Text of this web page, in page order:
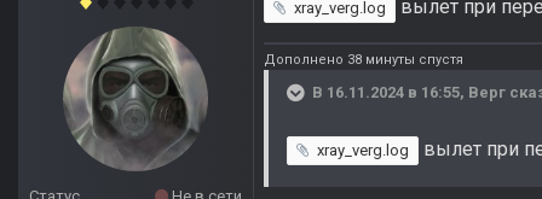
xray_verg.log вылет при
Дополнено 38 минуты спустя
В 16.11.2024 в 16:55, Верг
xray_verg.log вылет при